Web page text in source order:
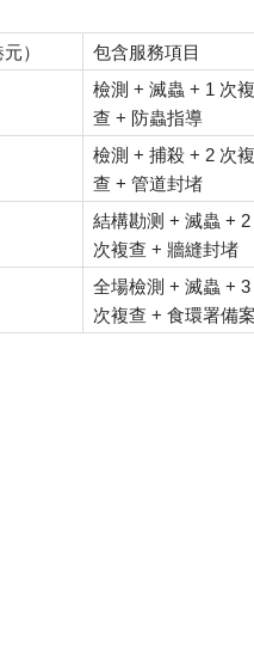
）
包含服務項目
檢測 + 滅蟲 + 1 次複
查 + 防蟲指導
檢測 + 捕殺 + 2 次複
查 + 管道封堵
結構勘测 + 滅蟲 + 2
次複查 + 牆縫封堵
全場檢測 + 滅蟲 + 3
次複查 + 食環署備案